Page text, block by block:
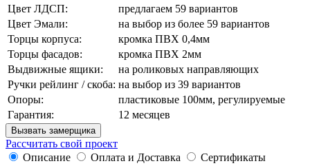
Цвет ЛДСП:
предлагаем 59 вариантов
Цвет Эмали:
на выбор из более 59 вариантов
Торцы корпуса:
кромка ПВХ 0,4мм
Торцы фасадов:
кромка ПВХ 2мм
Выдвижные ящики:
на роликовых направляющих
Ручки рейлинг / скоба: на выбор из 39 вариантов
Опоры:
пластиковые 100мм, регулируемые
Гарантия:
12 месяцев
Вызвать замерщика
Рассчитать свой проект
Описание
Оплата и Доставка
Сертификаты